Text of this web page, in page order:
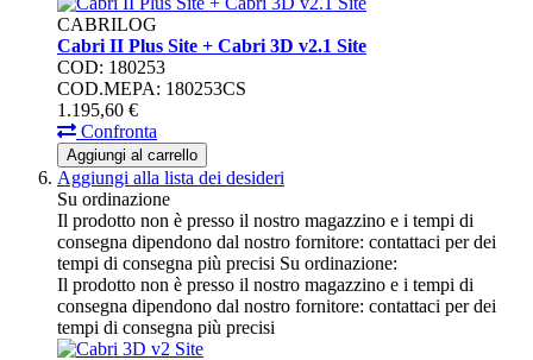
CABRILOG
Cabri II Plus Site + Cabri 3D v2.1 Site
COD: 180253
COD.MEPA: 180253CS
1.195,60 €
Confronta
Aggiungi al carrello
Aggiungi alla lista dei desideri
Su ordinazione
Il prodotto non è presso il nostro magazzino e i tempi di
consegna dipendono dal nostro fornitore: contattaci per dei
tempi di consegna più precisi Su ordinazione:
Il prodotto non è presso il nostro magazzino e i tempi di
consegna dipendono dal nostro fornitore: contattaci per dei
tempi di consegna più precisi